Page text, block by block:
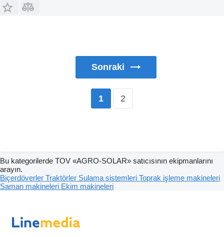
Sonraki
1 2
Bu kategorilerde TOV «AGRO-SOLAR» satıcısının ekipmanlarını
arayın.
Biçerdöverler Traktörler Sulama sistemleri Toprak işleme makineleri
Saman makineleri Ekim makineleri